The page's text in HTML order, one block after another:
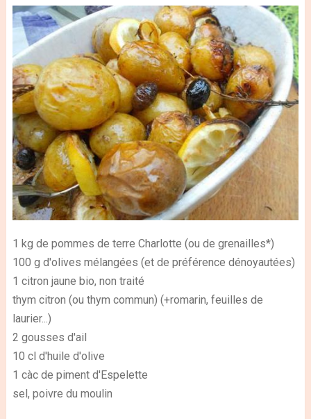
1 kg de pommes de terre Charlotte (ou de grenailles*)
100 g d'olives mélangées (et de préférence dénoyautées)
1 citron jaune bio, non traité
thym citron (ou thym commun) (+romarin, feuilles de
laurier...)
2 gousses d'ail
10 cl d'huile d'olive
1 càc de piment d'Espelette
sel, poivre du moulin